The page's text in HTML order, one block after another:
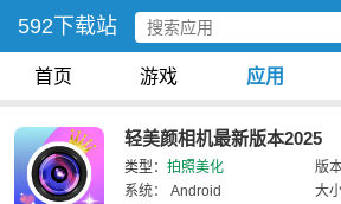
592下载站
首页 游戏 应用
轻美颜相机最新版本2025
类型： 拍照美化
版
系统： Android
大